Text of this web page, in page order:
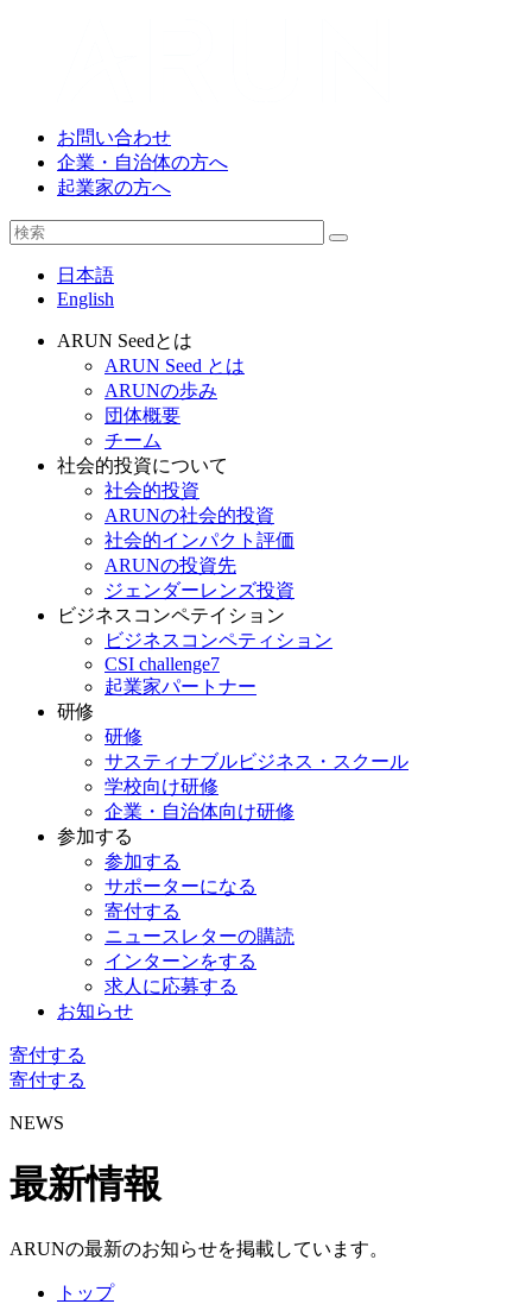
お問い合わせ
企業・自治体の方へ
起業家の方へ
日本語
English
ARUN Seedとは
ARUN Seed とは
ARUNの歩み
団体概要
チーム
社会的投資について
社会的投資
ARUNの社会的投資
社会的インパクト評価
ARUNの投資先
ジェンダーレンズ投資
ビジネスコンペテイション
ビジネスコンペティション
CSI challenge7
起業家パートナー
研修
研修
サスティナブルビジネス・スクール
学校向け研修
企業・自治体向け研修
参加する
参加する
サポーターになる
寄付する
ニュースレターの購読
インターンをする
求人に応募する
お知らせ
寄付する
寄付する
NEWS
最新情報
ARUNの最新のお知らせを掲載しています。
トップ